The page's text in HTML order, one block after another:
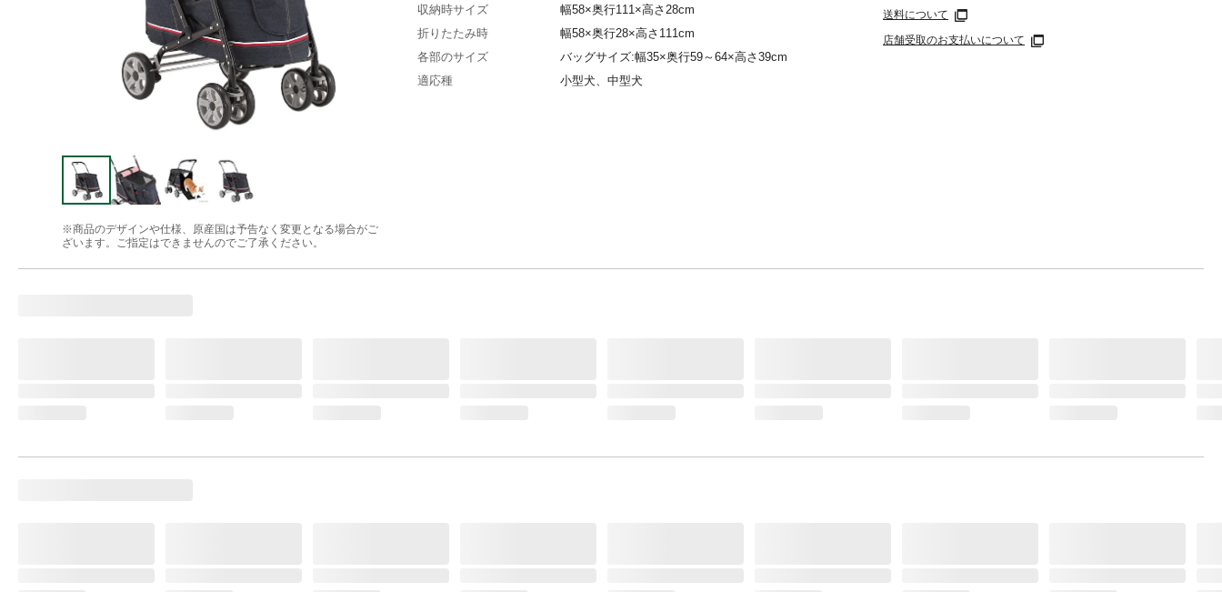
※商品のデザインや仕様、原産国は予告なく変更となる場合がご
ざいます。ご指定はできませんのでご了承ください。
送料について
店舗受取のお支払いについて
収納時サイズ
幅58×奥行111×高さ28cm
折りたたみ時
幅58×奥行28×高さ111cm
各部のサイズ
バッグサイズ:幅35×奥行59～64×高さ39cm
適応種
小型犬、中型犬
生産国
中国